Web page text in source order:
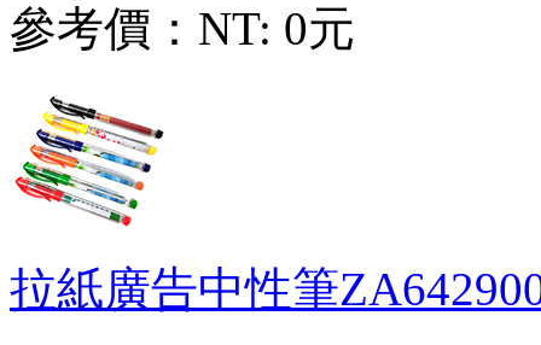
參考價： NT: 0元
拉紙廣告中性筆